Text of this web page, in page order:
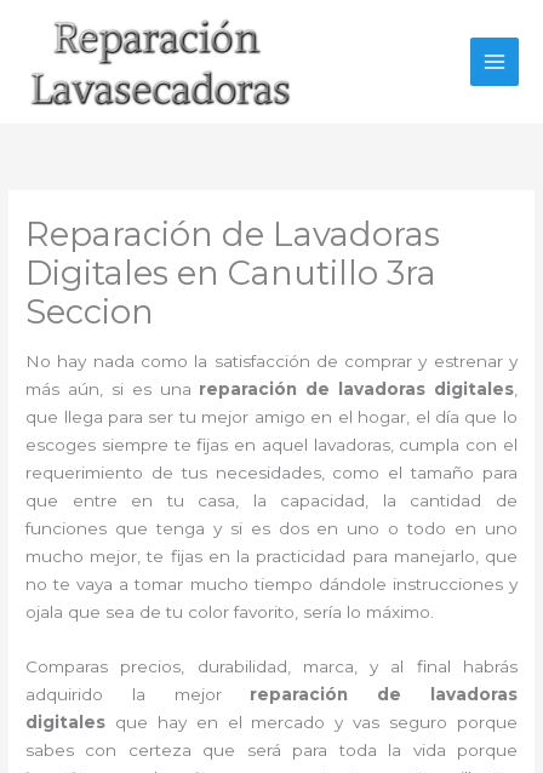
Reparación de Lavadoras
Digitales en Canutillo 3ra
Seccion
No hay nada como la satisfacción de comprar y estrenar y
más aún, si es una reparación de lavadoras digitales,
que llega para ser tu mejor amigo en el hogar, el día que lo
escoges siempre te fijas en aquel lavadoras, cumpla con el
requerimiento de tus necesidades, como el tamaño para
que entre en tu casa, la capacidad, la cantidad de
funciones que tenga y si es dos en uno o todo en uno
mucho mejor, te fijas en la practicidad para manejarlo, que
no te vaya a tomar mucho tiempo dándole instrucciones y
ojala que sea de tu color favorito, sería lo máximo.
Comparas precios, durabilidad, marca, y al final habrás
adquirido la mejor reparación de lavadoras
digitales que hay en el mercado y vas seguro porque
sabes con certeza que será para toda la vida porque